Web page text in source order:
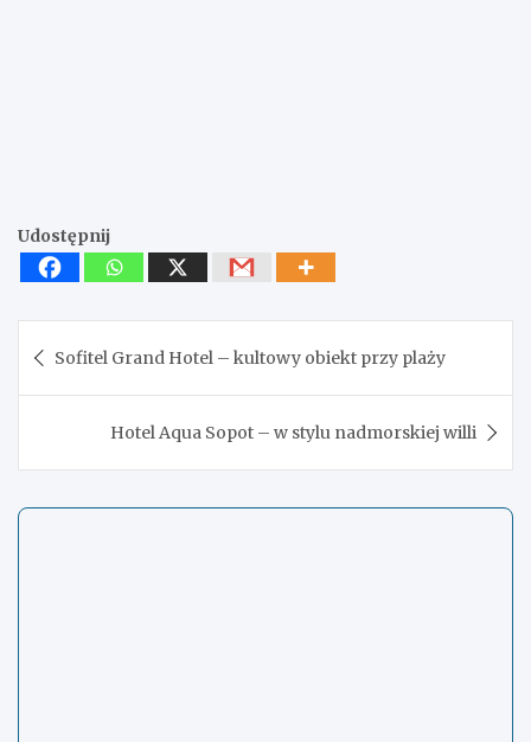
Udostępnij
wpisu
Sofitel Grand Hotel – kultowy obiekt przy plaży
Hotel Aqua Sopot – w stylu nadmorskiej willi